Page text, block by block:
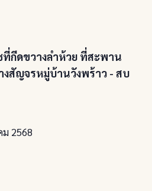
กีดขวางลำห้วย ที่สะพาน
งสัญจรหมู่บ้านวังพร้าว - สบ
2568